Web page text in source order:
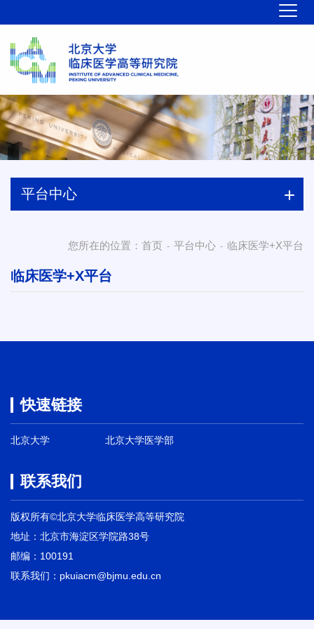
平台中心
您所在的位置： 首页 - 平台中心 - 临床医学+X平台
临床医学+X平台
快速链接
北京大学 北京大学医学部
联系我们
版权所有©北京大学临床医学高等研究院
地址：北京市海淀区学院路38号
邮编：100191
联系我们：pkuiacm@bjmu.edu.cn